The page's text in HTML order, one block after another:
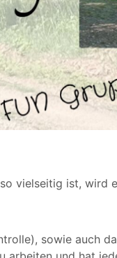
vielseitig ist, wird
sowie auch